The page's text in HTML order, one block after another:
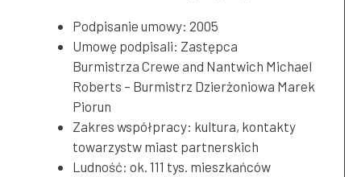
Podpisanie umowy: 2005
Umowę podpisali: Zastępca
Burmistrza Crewe and Nantwich Michael
Roberts – Burmistrz Dzierżoniowa Marek
Piorun
Zakres współpracy: kultura, kontakty
towarzystw miast partnerskich
Ludność: ok. 111 tys. mieszkańców